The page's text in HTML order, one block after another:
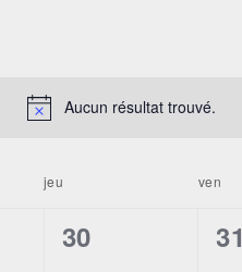
Aucun résultat trouvé.
jeu ven
0
30
0
31